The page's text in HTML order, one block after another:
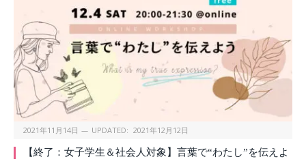
2021年11月14日 UPDATED: 2021年12月12日
【終了：女子学生＆社会人対象】言葉で“わたし”を伝えよ